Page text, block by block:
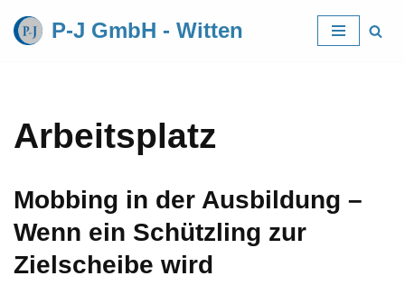
Zum
P-J GmbH - Witten
Arbeitsplatz
Mobbing in der Ausbildung –
Wenn ein Schützling zur
Zielscheibe wird